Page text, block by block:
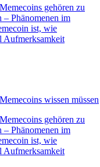
gehören zu
– Phänomenen im
ist, wie
Aufmerksamkeit
wissen müssen
gehören zu
– Phänomenen im
ist, wie
Aufmerksamkeit